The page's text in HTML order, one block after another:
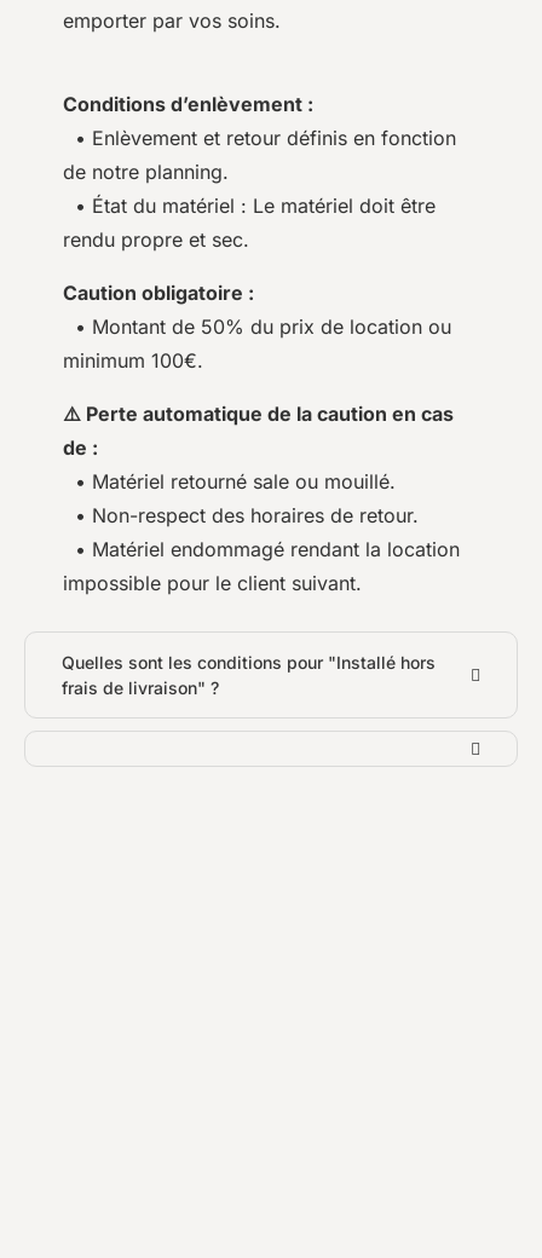
emporter par vos soins.
Conditions d’enlèvement :
• Enlèvement et retour définis en fonction
de notre planning.
• État du matériel : Le matériel doit être
rendu propre et sec.
Caution obligatoire :
• Montant de 50% du prix de location ou
minimum 100€.
⚠️ Perte automatique de la caution en cas
de :
• Matériel retourné sale ou mouillé.
• Non-respect des horaires de retour.
• Matériel endommagé rendant la location
impossible pour le client suivant.
Quelles sont les conditions pour "Installé hors
frais de livraison" ?